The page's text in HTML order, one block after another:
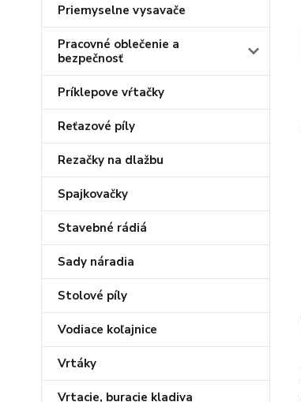
Priemyselne vysavače
Pracovné oblečenie a
bezpečnosť
Príklepove vŕtačky
Reťazové píly
Rezačky na dlažbu
Spajkovačky
Stavebné rádiá
Sady náradia
Stolové píly
Vodiace koľajnice
Vrtáky
Vrtacie, buracie kladiva